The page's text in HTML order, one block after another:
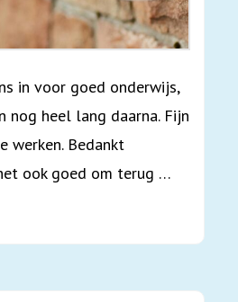
in voor goed onderwijs,
nog heel lang daarna. Fijn
werken. Bedankt
ook goed om terug …